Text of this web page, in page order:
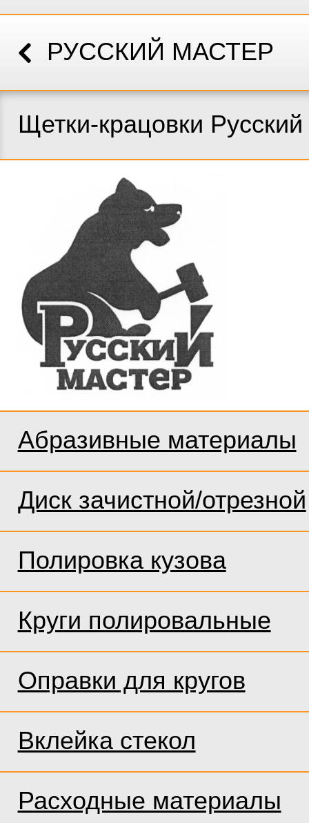
РУССКИЙ МАСТЕР
Щетки-крацовки
Абразивные материалы
Диск зачистной/отрезной
Полировка кузова
Круги полировальные
Оправки для кругов
Вклейка стекол
Расходные материалы